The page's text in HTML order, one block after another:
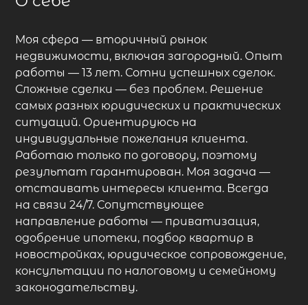
Моя сфера — вторичный рынок
недвижимости, включая загородный. Опыт
работы — 13 лет. Сотни успешных сделок.
Сложные сделки — без проблем. Решение
самых разных юридических и практических
ситуаций. Ориентируюсь на
индивидуальные пожелания клиента.
Работаю только по договору, поэтому
результат гарантирован. Моя задача —
отстаивать интересы клиента. Всегда
на связи 24/7. Сопутствующее
направление работы — приватизация,
одобрение ипотеки, подбор квартир в
новостройках, юридическое сопровождение,
консультации по налоговому и семейному
законодательству.